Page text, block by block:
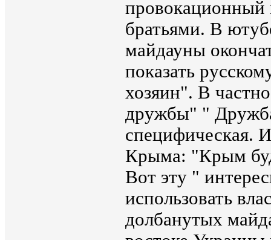
братьями. В
майдауны
показать
хозяин". В
дружбы" "
специфическая.
Крыма: "Крым
Вот эту "
использовать
долбанутых